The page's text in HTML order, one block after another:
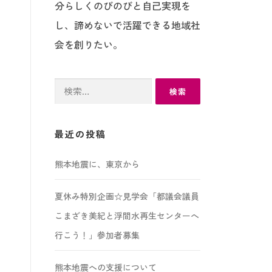
分らしくのびのびと自己実現を
し、諦めないで活躍できる地域社
会を創りたい。
最近の投稿
熊本地震に、東京から
夏休み特別企画☆見学会「都議会議員
こまざき美紀と浮間水再生センターへ
行こう！」参加者募集
熊本地震への支援について